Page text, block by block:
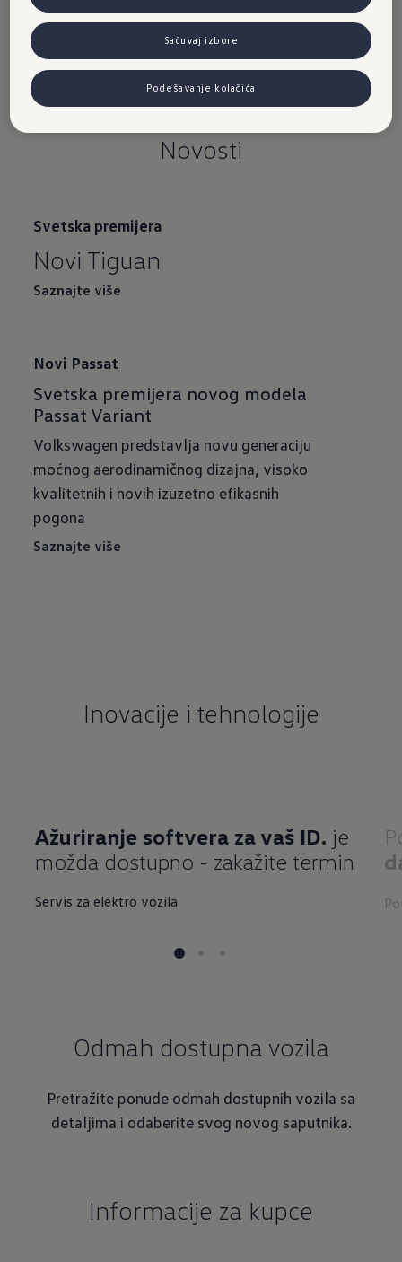
Novosti
Svetska premijera
Novi Tiguan
Saznajte više
Novi Passat
Svetska premijera novog modela
Volkswagen predstavlja novu generaciju
moćnog aerodinamičnog dizajna, visoko
kvalitetnih i novih izuzetno efikasnih
pogona
Saznajte više
Inovacije i tehnologije
Ažuriranje softvera za vaš ID. je
možda dostupno - zakažite termin
Servis za elektro vozila
Odmah dostupna vozila
Pretražite ponude odmah dostupnih vozila sa
detaljima i odaberite svog novog saputnika.
Informacije za kupce
Sačuvaj izbore
Podešavanje kolačića